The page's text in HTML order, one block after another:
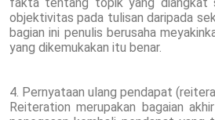
objektivitas pada tulisan daripada
bagian ini penulis berusaha
yang dikemukakan itu benar.
4. Pernyataan ulang pendapat
Reiteration merupakan bagaian